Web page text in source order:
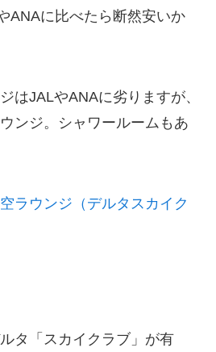
ANAに比べたら断然安いか
はJALやANAに劣りますが、
ンジ。シャワールームもあ
ラウンジ（デルタスカイク
タ「スカイクラブ」が有